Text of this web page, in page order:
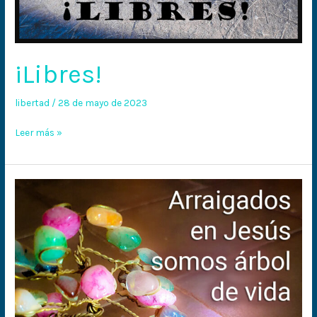
¡Libres!
libertad /28 de mayo de 2023
Leer más »